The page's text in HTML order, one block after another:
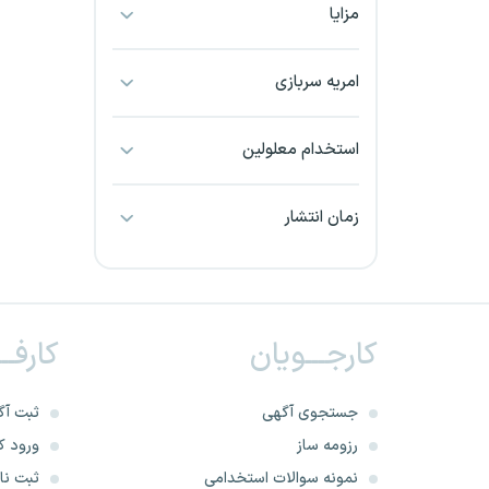
بندرعباس
خراسان شمالی
خرم آباد
خوزستان
مزایا
امریه سربازی
استخدام معلولین
زمان انتشار
کارجـــویان
جستجوی آگهی
رزومه ساز
نمونه سوالات استخدامی
ثبت
ورود
ثبت